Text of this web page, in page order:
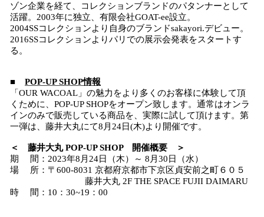
ゾン企業を経て、コレクションブランドのパタンナーとして
活躍。2003年に独立、有限会社GOAT-ee設立。
2004SSコレクションより自身のブランドsakayori.デビュー。
2016SSコレクションよりパリでの展示会発表をスタートす
る。
■ POP-UP SHOP情報
「OUR WACOAL」の魅力をより多くのお客様に体験して頂
くために、POP-UP SHOPをオープン致します。通常はオンラ
インのみで販売している商品を、実際に試して頂けます。第
一弾は、藤井大丸にて8月24日(木)より開催です。
＜ 藤井大丸 POP-UP SHOP 開催概要 ＞
期 間：2023年8月24日（木）～ 8月30日（水）
場 所：〒600-8031 京都府京都市下京区貞安前之町６０５
藤井大丸 2F THE SPACE FUJII DAIMARU
時 間：10：30~19：00